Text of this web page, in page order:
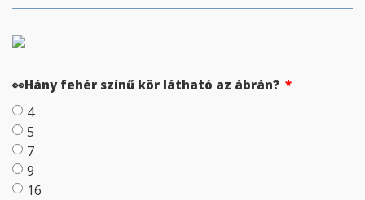
👀Hány fehér színű kör látható az ábrán?
4
5
7
9
16